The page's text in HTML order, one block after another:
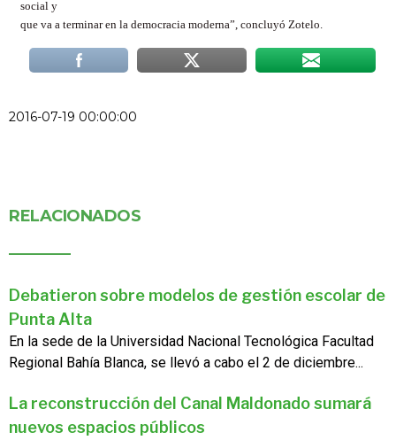
social y
que va a terminar en la democracia moderna”, concluyó Zotelo.
2016-07-19 00:00:00
RELACIONADOS
Debatieron sobre modelos de gestión escolar de
Punta Alta
En la sede de la Universidad Nacional Tecnológica Facultad
Regional Bahía Blanca, se llevó a cabo el 2 de diciembre...
La reconstrucción del Canal Maldonado sumará
nuevos espacios públicos